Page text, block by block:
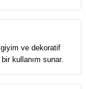
ve dekoratif
kullanım sunar.